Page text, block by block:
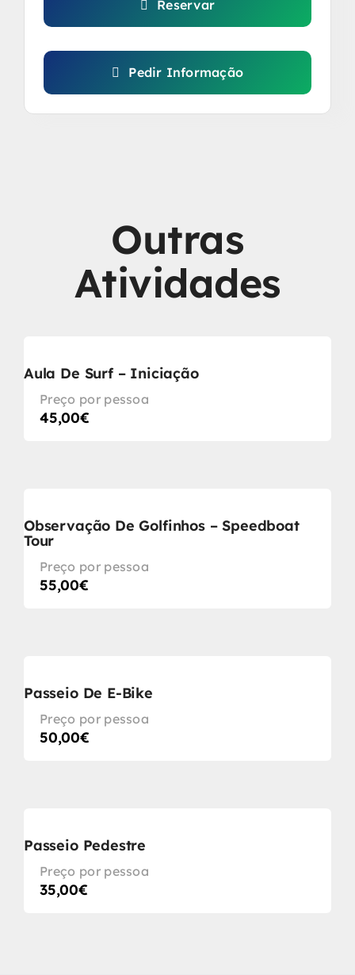
Reservar
Pedir Informação
Outras
Atividades
Aula De Surf – Iniciação
Preço por pessoa
45,00€
Observação De Golfinhos – Speedboat
Tour
Preço por pessoa
55,00€
Passeio De E-Bike
Preço por pessoa
50,00€
Passeio Pedestre
Preço por pessoa
35,00€